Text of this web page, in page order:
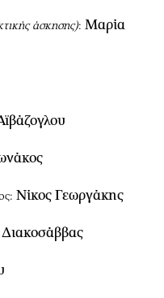
άσκησης): Μαρία
Νίκος Γεωργάκης